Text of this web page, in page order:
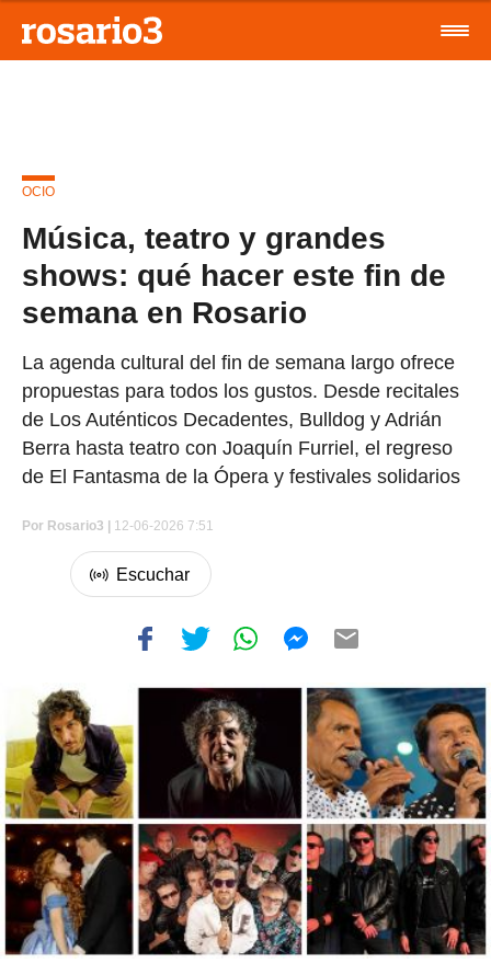
OCIO
Música, teatro y grandes
shows: qué hacer este fin de
semana en Rosario
La agenda cultural del fin de semana largo ofrece
propuestas para todos los gustos. Desde recitales
de Los Auténticos Decadentes, Bulldog y Adrián
Berra hasta teatro con Joaquín Furriel, el regreso
de El Fantasma de la Ópera y festivales solidarios
Por Rosario3 | 12-06-2026 7:51